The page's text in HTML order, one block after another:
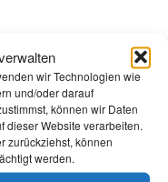
wir Technologien wie
und/oder darauf
können wir Daten
dieser Website verarbeiten.
zurückziehst, können
werden.